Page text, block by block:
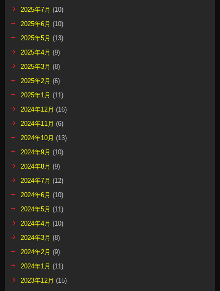
2025年7月 (10)
2025年6月 (10)
2025年5月 (13)
2025年4月 (9)
2025年3月 (8)
2025年2月 (6)
2025年1月 (11)
2024年12月 (16)
2024年11月 (6)
2024年10月 (13)
2024年9月 (10)
2024年8月 (9)
2024年7月 (12)
2024年6月 (10)
2024年5月 (11)
2024年4月 (10)
2024年3月 (8)
2024年2月 (9)
2024年1月 (11)
2023年12月 (15)